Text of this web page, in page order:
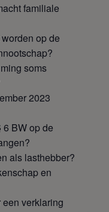
familiale
op de
soms
2023
BW op de
als lasthebber?
en
verklaring